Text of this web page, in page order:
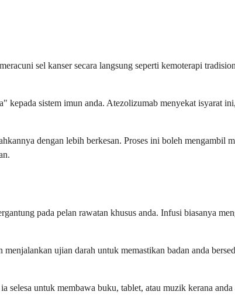
sel kanser secara langsung seperti kemoterapi
sistem imun anda. Atezolizumab menyekat isyarat
dengan lebih berkesan. Proses ini boleh mengambil
pada pelan rawatan khusus anda. Infusi biasanya
ujian darah untuk memastikan badan anda
untuk membawa buku, tablet, atau muzik kerana